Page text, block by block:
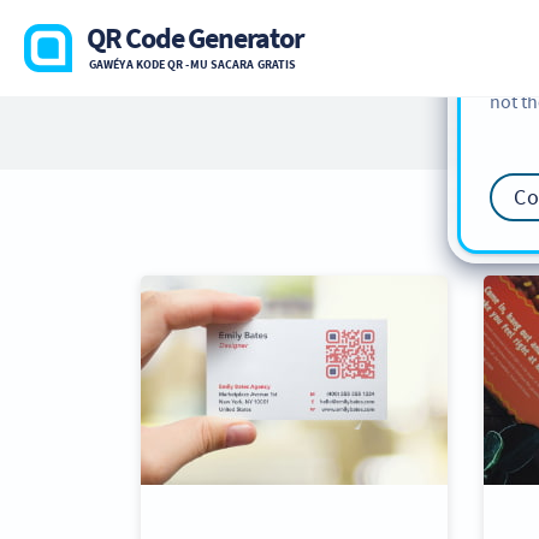
QR Code Generator
GAWÉYA KODE QR -MU SACARA GRATIS
not